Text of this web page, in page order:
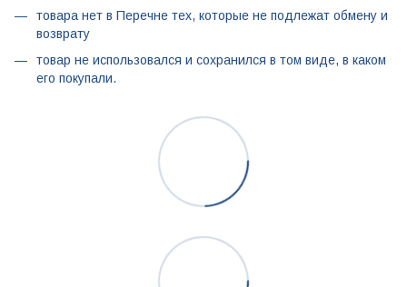
товара нет в Перечне тех, которые не подлежат обмену и
возврату
товар не использовался и сохранился в том виде, в каком
его покупали.